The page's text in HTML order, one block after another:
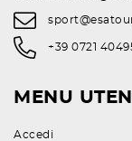
+39 0721
MENU
Accedi